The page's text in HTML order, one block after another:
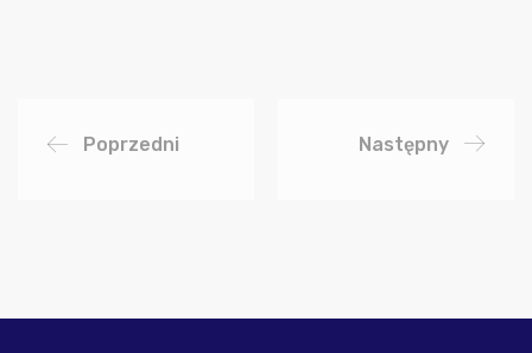
Poprzedni Następny